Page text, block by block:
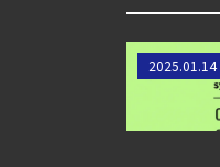
ある金融
トフォー
2025.01.14